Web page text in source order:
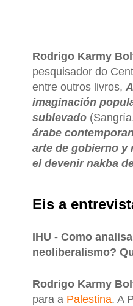
Rodrigo Karmy
pesquisador do
entre outros livros,
imaginación
sublevado
árabe
arte de gobierno y
el devenir nakba
Eis a
IHU - Como
neoliberalismo?
Rodrigo Karmy
para a Palestina. A